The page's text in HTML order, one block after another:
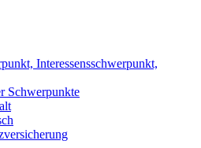
Interessensschwerpunkt,
Schwerpunkte